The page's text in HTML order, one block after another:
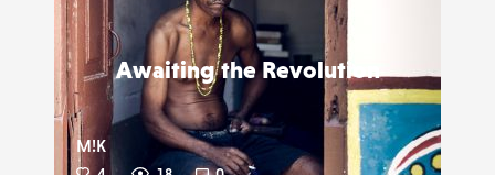
Awaiting the Revolution
M!K